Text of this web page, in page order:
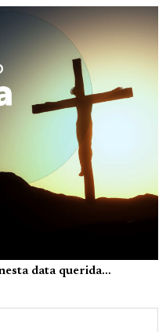
data querida…